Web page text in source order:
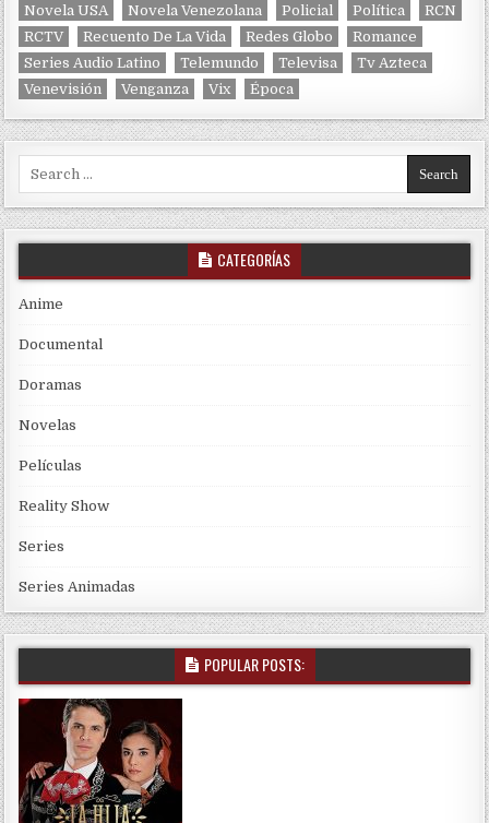
Novela USA Novela Venezolana Policial Política
RCN
RCTV
Recuento De La Vida Redes Globo
Romance
Series Audio Latino
Telemundo Televisa
Tv Azteca
Venevisión
Venganza Vix Época
CATEGORÍAS
Anime
Documental
Doramas
Novelas
Películas
Reality Show
Series
Series Animadas
POPULAR POSTS: